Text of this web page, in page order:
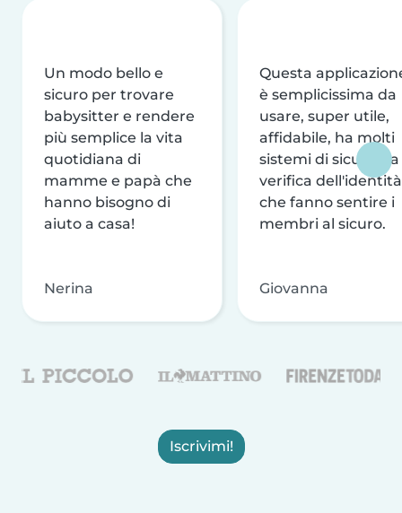
Un modo bello e
sicuro per trovare
babysitter e rendere
più semplice la vita
quotidiana di
mamme e papà che
hanno bisogno di
aiuto a casa!
Nerina
Questa
è semplicissima da
usare, super utile,
affidabile, ha molti
sistemi di sicurezza
verifica dell'identità
che fanno sentire i
membri al sicuro.
Giovanna
Iscrivimi!